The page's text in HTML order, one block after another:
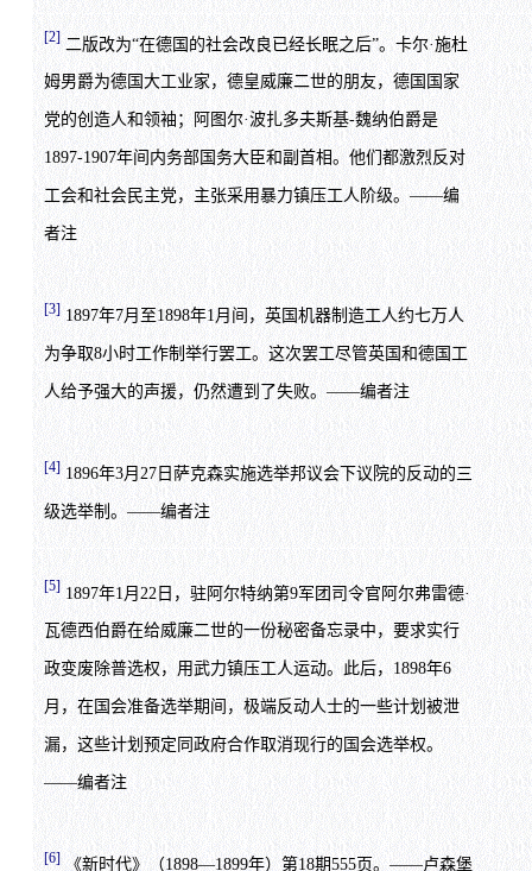
[2] 二版改为“在德国的社会改良已经长眠之后”。卡尔·施杜
姆男爵为德国大工业家，德皇威廉二世的朋友，德国国家
党的创造人和领袖；阿图尔·波扎多夫斯基-魏纳伯爵是
1897-1907年间内务部国务大臣和副首相。他们都激烈反对
工会和社会民主党，主张采用暴力镇压工人阶级。——编
者注
[3] 1897年7月至1898年1月间，英国机器制造工人约七万人
为争取8小时工作制举行罢工。这次罢工尽管英国和德国工
人给予强大的声援，仍然遭到了失败。——编者注
[4]1896年3月27日萨克森实施选举邦议会下议院的反动的三
级选举制。——编者注
[5] 1897年1月22日，驻阿尔特纳第9军团司令官阿尔弗雷德·
瓦德西伯爵在给威廉二世的一份秘密备忘录中，要求实行
政变废除普选权，用武力镇压工人运动。此后，1898年6
月，在国会准备选举期间，极端反动人士的一些计划被泄
漏，这些计划预定同政府合作取消现行的国会选举权。
——编者注
[6] 《新时代》（1898—1899年）第18期555页。——卢森堡